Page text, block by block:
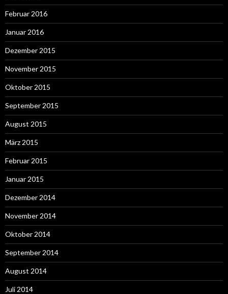
Februar 2016
Januar 2016
Dezember 2015
November 2015
Oktober 2015
September 2015
August 2015
März 2015
Februar 2015
Januar 2015
Dezember 2014
November 2014
Oktober 2014
September 2014
August 2014
Juli 2014